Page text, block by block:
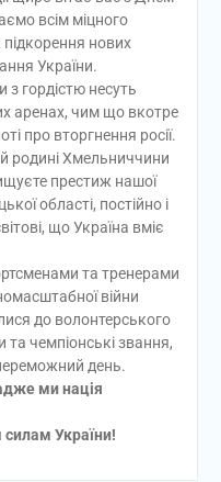
всім міцного
підкорення нових
України.
гордістю несуть
аренах, чим що вкотре
про вторгнення росії.
родині Хмельниччини
престиж нашої
області, постійно і
що Україна вміє
та тренерами
війни
до волонтерського
та чемпіонські звання,
день.
ми нація
України!